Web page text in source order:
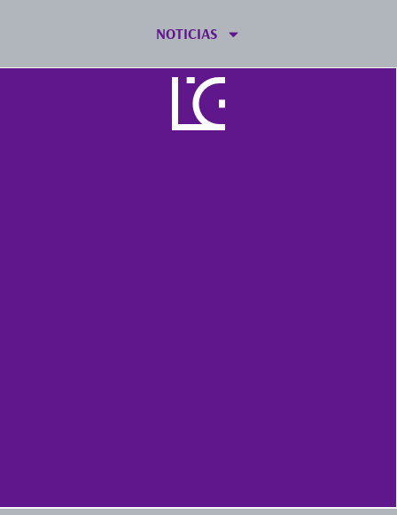
NOTICIAS